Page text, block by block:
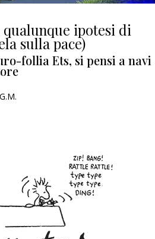
ipotesi di
sulla pace)
follia Ets, si pensi a navi